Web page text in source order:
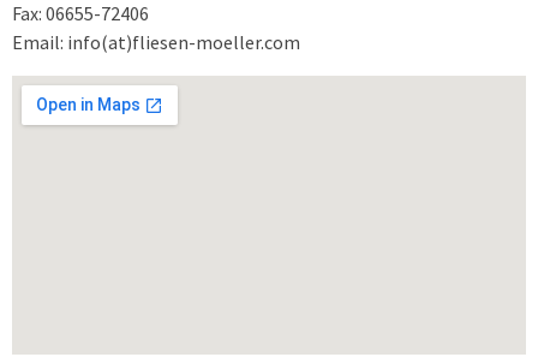
Fax: 06655-72406
Email: info(at)fliesen-moeller.com